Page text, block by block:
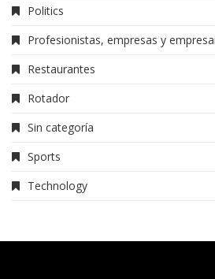
Politics
Profesionistas, empresas y
Restaurantes
Rotador
Sin categoría
Sports
Technology